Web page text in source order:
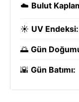
☁️ Bulut
☀️ UV Endeksi:
🌅 Gün
🌇 Gün Batımı: